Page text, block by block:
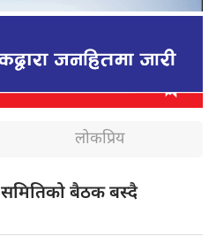
लोकप्रिय
समितिको बैठक बस्दै